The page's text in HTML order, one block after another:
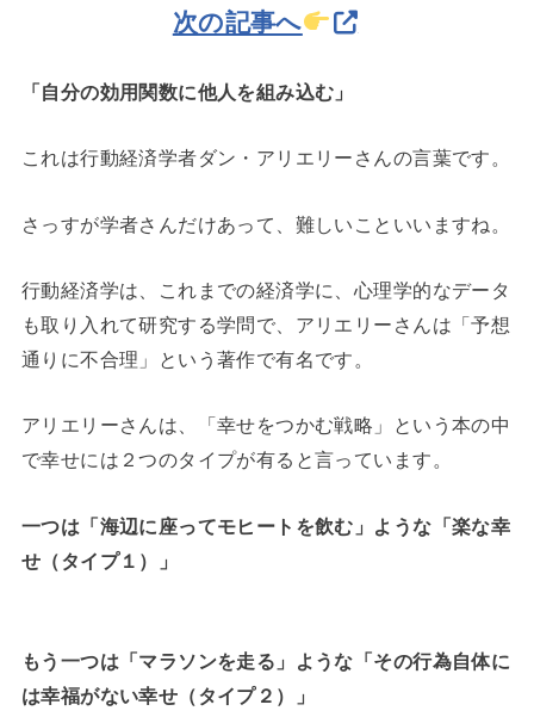
次の記事へ
「自分の効用関数に他人を組み込む」
これは行動経済学者ダン・アリエリーさんの言葉です。
さっすが学者さんだけあって、難しいこといいますね。
行動経済学は、これまでの経済学に、心理学的なデータ
も取り入れて研究する学問で、アリエリーさんは「予想
通りに不合理」という著作で有名です。
アリエリーさんは、「幸せをつかむ戦略」という本の中
で幸せには２つのタイプが有ると言っています。
一つは「海辺に座ってモヒートを飲む」ような「楽な幸
せ（タイプ１）」
もう一つは「マラソンを走る」ような「その行為自体に
は幸福がない幸せ（タイプ２）」